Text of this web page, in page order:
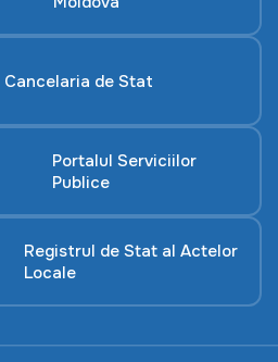
Cancelaria de Stat
Portalul Serviciilor
Publice
Registrul de Stat al Actelor
Locale